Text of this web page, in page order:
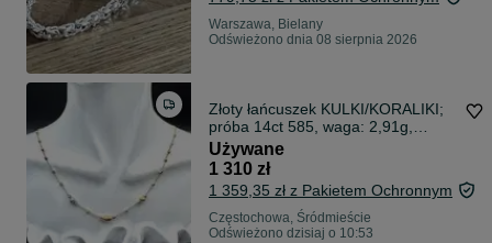
Warszawa, Bielany
Odświeżono dnia 08 sierpnia 2026
Złoty łańcuszek KULKI/KORALIKI;
próba 14ct 585, waga: 2,91g,
długość: 45cm
Używane
1 310 zł
1 359,35 zł z Pakietem Ochronnym
Częstochowa, Śródmieście
Odświeżono dzisiaj o 10:53